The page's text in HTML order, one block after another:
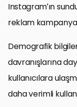
Instagram’ın
reklam
Demografik
davranışlarına
kullanıcılara
daha verimli